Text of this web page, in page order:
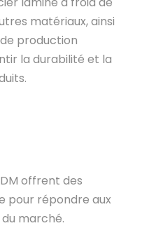
matériaux, ainsi
production
la durabilité et la
offrent des
pour répondre aux
marché.